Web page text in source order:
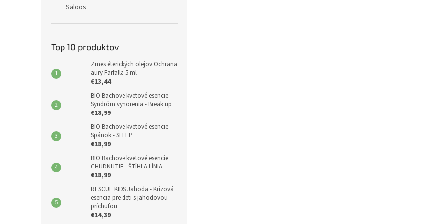
Saloos
Top 10 produktov
Zmes éterických olejov Ochrana
aury Farfalla 5 ml
€13,44
BIO Bachove kvetové esencie
Syndróm vyhorenia - Break up
€18,99
BIO Bachove kvetové esencie
Spánok - SLEEP
€18,99
BIO Bachove kvetové esencie
CHUDNUTIE - ŠTÍHLA LÍNIA
€18,99
RESCUE KIDS Jahoda - Krízová
esencia pre deti s jahodovou
príchuťou
€14,39